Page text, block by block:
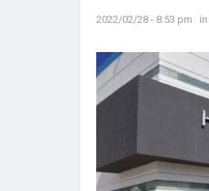
2022/02/28 - 8:53 pm in